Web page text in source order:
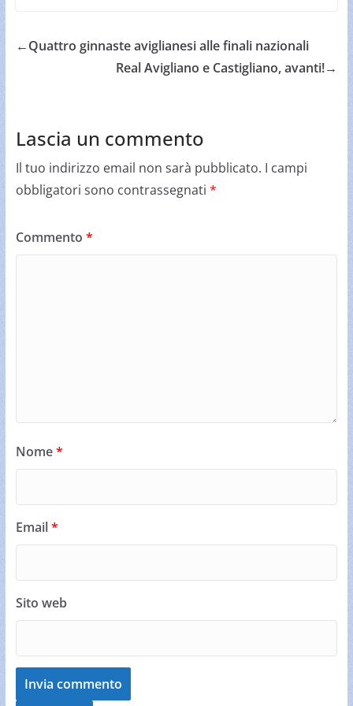
←Quattro ginnaste aviglianesi alle finali nazionali
Real Avigliano e Castigliano, avanti!→
Lascia un commento
Il tuo indirizzo email non sarà pubblicato. I campi
obbligatori sono contrassegnati *
Commento *
Nome*
Email*
Sito web